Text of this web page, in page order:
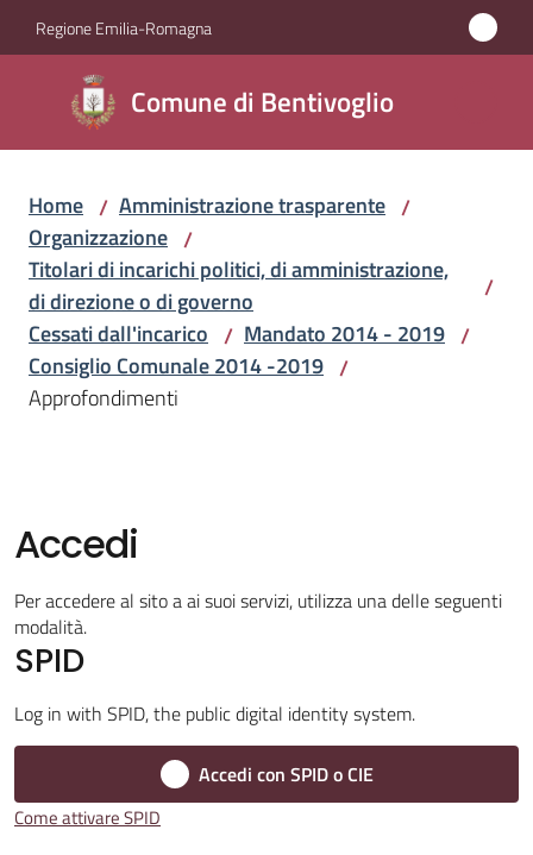
Vai al contenuto
Vai alla navigazione
Vai al footer
Regione Emilia-Romagna
Comune di Bentivoglio
Comune di
Bentivoglio
Amministrazione
Menu selezionato
Novità
Servizi
Amministrazione
Trasparente
Menu selezionato
A
l
o
Home / Amministrazione trasparente /
Organizzazione /
Titolari di incarichi politici, di amministrazione,
di direzione o di governo
/
Cessati dall'incarico / Mandato 2014 - 2019 /
Consiglio Comunale 2014 -2019 /
Approfondimenti
Accedi
Per accedere al sito a ai suoi servizi, utilizza una delle seguenti
modalità.
SPID
Log in with SPID, the public digital identity system.
Accedi con SPID o CIE
Come attivare SPID